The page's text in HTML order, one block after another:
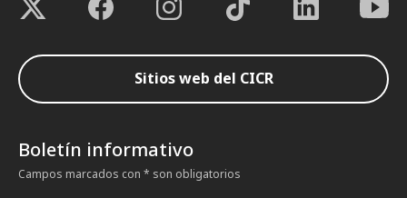
Sitios web del CICR
Boletín informativo
Campos marcados con * son obligatorios